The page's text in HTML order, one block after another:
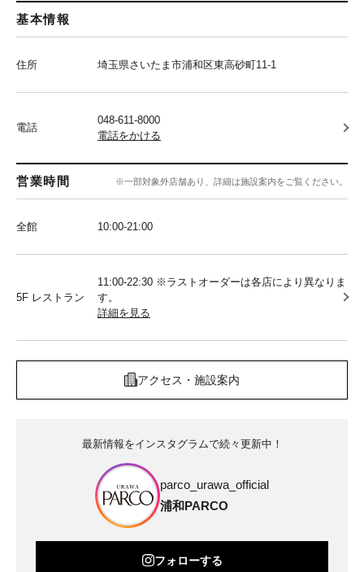
基本情報
住所 埼玉県さいたま市浦和区東高砂町11-1
電話
048-611-8000
電話をかける
営業時間 ※一部対象外店舗あり、詳細は施設案内をご覧ください。
全館 10:00‐21:00
5F レストラン
11:00-22:30 ※ラストオーダーは各店により異なりま
す。
詳細を見る
アクセス・施設案内
最新情報をインスタグラムで続々更新中！
parco_urawa_official
浦和PARCO
フォローする